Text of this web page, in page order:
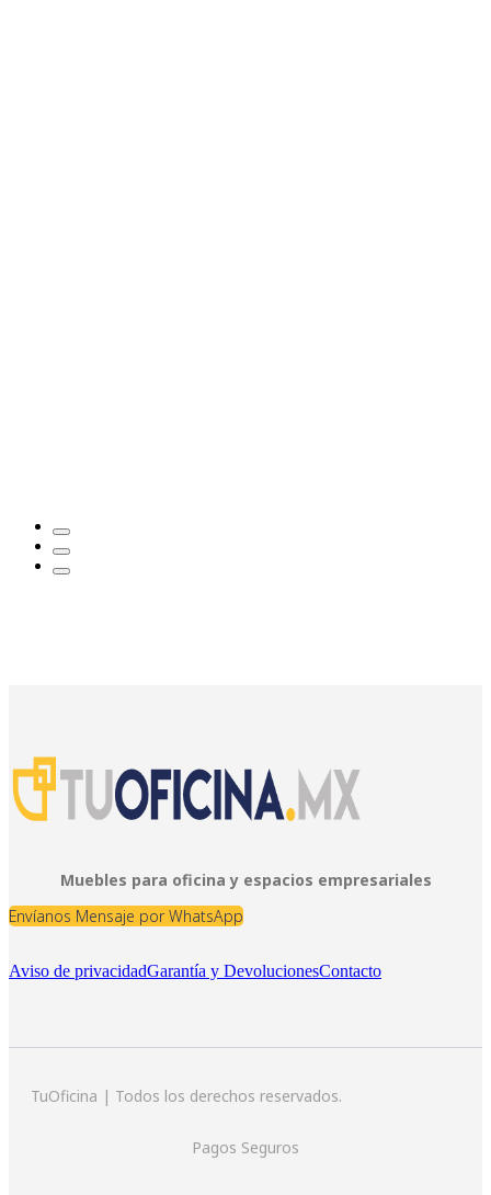
Muebles para oficina y espacios empresariales
Envíanos Mensaje por WhatsApp
Aviso de privacidadGarantía y DevolucionesContacto
TuOficina | Todos los derechos reservados.
Pagos Seguros